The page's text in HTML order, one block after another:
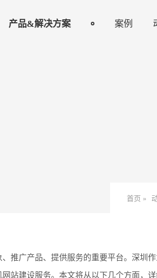
产品&解决方案 案例
首页 »
推广产品、提供服务的重要平台。深圳
站建设服务。本文将从以下几个方面，